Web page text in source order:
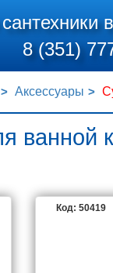
8 (351)
Аксессуары
ванной
Код: 50419